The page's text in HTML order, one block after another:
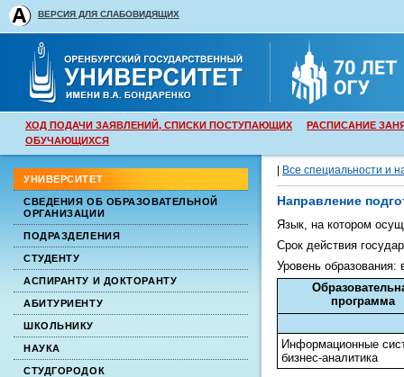
ВЕРСИЯ ДЛЯ СЛАБОВИДЯЩИХ
ХОД ПОДАЧИ ЗАЯВЛЕНИЙ, СПИСКИ ПОСТУПАЮЩИХ
РАСПИСАНИЕ
ОБУЧАЮЩИХСЯ
УНИВЕРСИТЕТ
СВЕДЕНИЯ ОБ ОБРАЗОВАТЕЛЬНОЙ
ОРГАНИЗАЦИИ
ПОДРАЗДЕЛЕНИЯ
СТУДЕНТУ
АСПИРАНТУ И ДОКТОРАНТУ
АБИТУРИЕНТУ
ШКОЛЬНИКУ
НАУКА
СТУДГОРОДОК
Все специальности и
Направление
Язык, на котором
Срок действия
Уровень образования:
программа
Информационные
бизнес-аналитика